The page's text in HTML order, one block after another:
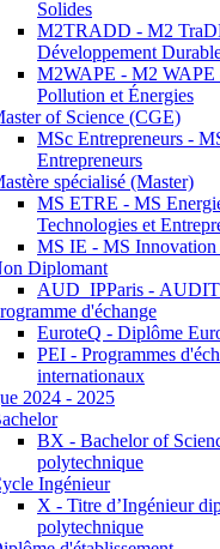
Solides
M2TRADD - M2
Développement
M2WAPE - M2 WAPE
Pollution et Énergies
of Science (CGE)
MSc Entrepreneurs -
Entrepreneurs
spécialisé (Master)
MS ETRE - MS
Technologies et
MS IE - MS Innovation
Diplomant
AUD_IPParis -
d'échange
EuroteQ - Diplôme
PEI - Programmes
internationaux
2024 - 2025
BX - Bachelor of
polytechnique
Ingénieur
X - Titre d’Ingénieur
polytechnique